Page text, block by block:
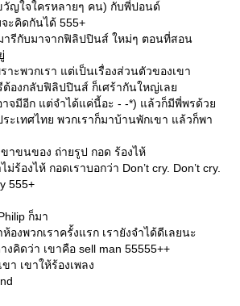
วัญใจใครหลายๆ คน) กับพี่ปอนด์
ะคิดกันได้ 555+
รีกับมาจากฟิลิปปินส์ ใหม่ๆ ตอนที่สอน
าะพวกเรา แต่เป็นเรื่องส่วนตัวของเขา
ต้องกลับฟิลิปปินส์ ก็เศร้ากันใหญ่เล
าจมีอีก แต่จำได้แค่นี้อะ - -*) แล้วก็มีพี่พรด้ว
ะเทศไทย พวกเราก็มาบ้านพักเขา แล้วก็พา
าขนของ ถ่ายรูป กอด ร้องไห้
ร้องไห้ กอดเราบอกว่า Don’t cry. Don’t cry.
555+
ก็มา
งพวกเราครั้งแรก เรายังจำได้ดีเลยนะ
งคิดว่า เขาคือ sell man 55555++
า เขาให้ร้องเพลง